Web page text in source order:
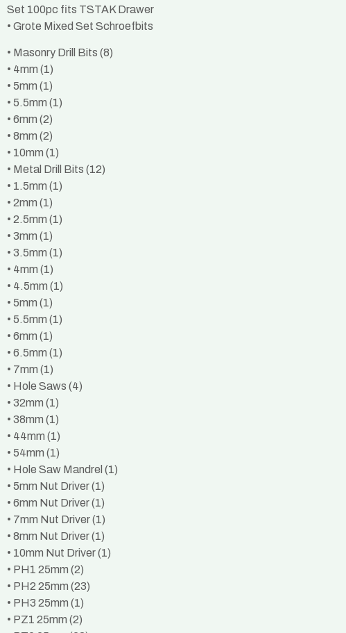
Set 100pc fits TSTAK Drawer
• Grote Mixed Set Schroefbits
• Masonry Drill Bits (8)
• 4mm (1)
• 5mm (1)
• 5.5mm (1)
• 6mm (2)
• 8mm (2)
• 10mm (1)
• Metal Drill Bits (12)
• 1.5mm (1)
• 2mm (1)
• 2.5mm (1)
• 3mm (1)
• 3.5mm (1)
• 4mm (1)
• 4.5mm (1)
• 5mm (1)
• 5.5mm (1)
• 6mm (1)
• 6.5mm (1)
• 7mm (1)
• Hole Saws (4)
• 32mm (1)
• 38mm (1)
• 44mm (1)
• 54mm (1)
• Hole Saw Mandrel (1)
• 5mm Nut Driver (1)
• 6mm Nut Driver (1)
• 7mm Nut Driver (1)
• 8mm Nut Driver (1)
• 10mm Nut Driver (1)
• PH1 25mm (2)
• PH2 25mm (23)
• PH3 25mm (1)
• PZ1 25mm (2)